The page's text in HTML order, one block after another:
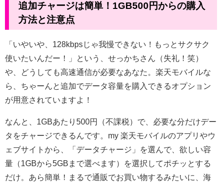
追加チャージは簡単！1GB500円からの購入
方法と注意点
「いやいや、128kbpsじゃ我慢できない！もっとサクサク
使いたいんだー！」という、せっかちさん（失礼！笑）
や、どうしても高速通信が必要なあなた。楽天モバイルな
ら、ちゃーんと追加でデータ容量を購入できるオプション
が用意されていますよ！
なんと、1GBあたり500円（不課税）で、必要な分だけデー
タをチャージできるんです。my 楽天モバイルのアプリやウ
ェブサイトから、「データチャージ」を選んで、欲しい容
量（1GBから5GBまで選べます）を選択してポチッとする
だけ。あら簡単！まるで通販でお買い物するみたいに、海